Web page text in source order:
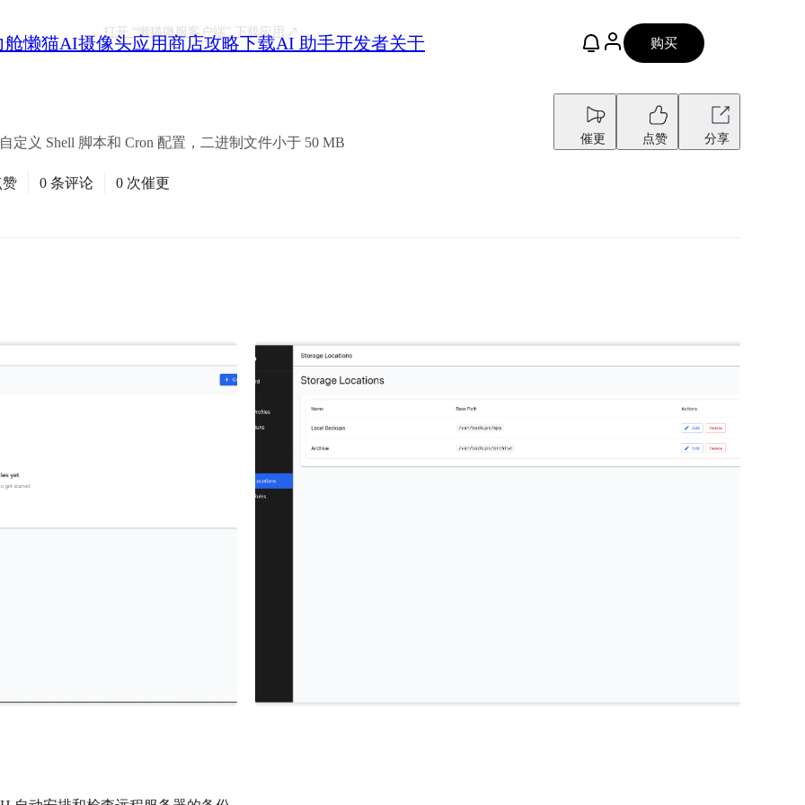
舱懒猫AI摄像头应用商店攻略下载AI 助手开发者关于 购买
打开 “懒猫微服客户端”下载应用
定义 Shell 脚本和 Cron 配置，二进制文件小于 50 MB 催更 点赞 分享
赞 0 条评论 0 次催更